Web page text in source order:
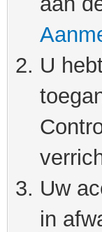
U
Uw
in